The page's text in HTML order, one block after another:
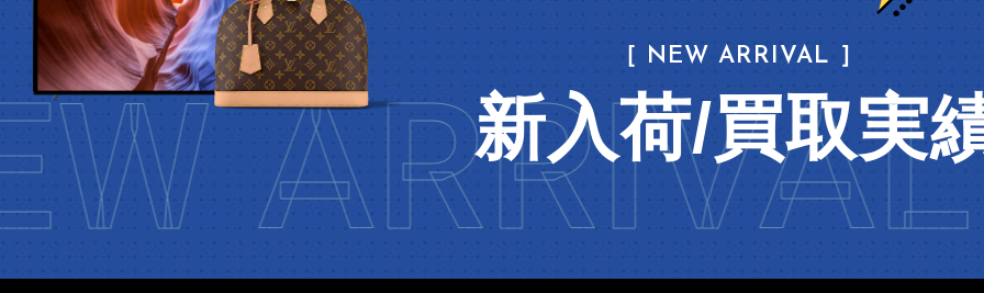
ARRIVAL
［ NEW ARRIVAL ］
新入荷/買取実